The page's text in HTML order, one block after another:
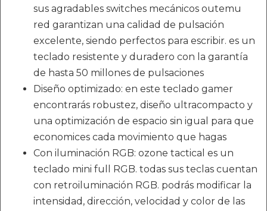
sus agradables switches mecánicos outemu
red garantizan una calidad de pulsación
excelente, siendo perfectos para escribir. es un
teclado resistente y duradero con la garantía
de hasta 50 millones de pulsaciones
Diseño optimizado: en este teclado gamer
encontrarás robustez, diseño ultracompacto y
una optimización de espacio sin igual para que
economices cada movimiento que hagas
Con iluminación RGB: ozone tactical es un
teclado mini full RGB. todas sus teclas cuentan
con retroiluminación RGB. podrás modificar la
intensidad, dirección, velocidad y color de las